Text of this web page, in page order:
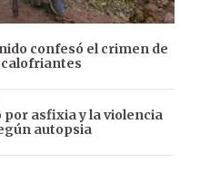
confesó el crimen de
por asfixia y la violencia
autopsia